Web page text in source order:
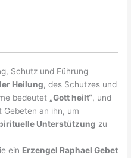
Schutz und Führung
Heilung, des Schutzes und
bedeutet „Gott heilt“, und
an ihn, um
Unterstützung zu
ein Erzengel Raphael Gebet